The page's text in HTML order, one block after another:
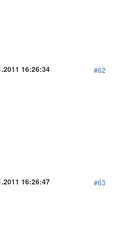
16:26:34 #62
16:26:47 #63